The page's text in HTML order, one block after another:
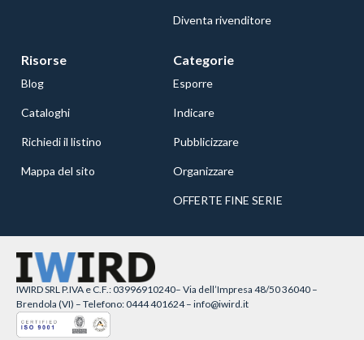
Diventa rivenditore
Risorse
Blog
Cataloghi
Richiedi il listino
Mappa del sito
Categorie
Esporre
Indicare
Pubblicizzare
Organizzare
OFFERTE FINE SERIE
IWIRD SRL P.IVA e C.F.: 03996910240– Via dell’Impresa 48/50 36040 –
Brendola (VI) – Telefono: 0444 401624 – info@iwird.it